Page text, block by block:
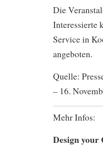
Die
Interessierte
Service in
angeboten.
Quelle:
– 16.
Mehr Infos:
Design your